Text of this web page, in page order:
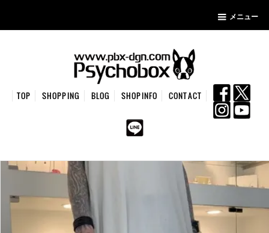
メニュー
TOP SHOPPING BLOG SHOPINFO CONTACT